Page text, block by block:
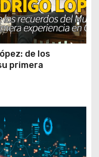
de los
primera